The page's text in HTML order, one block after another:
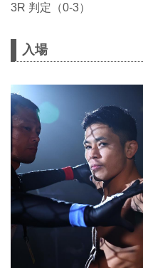
3R 判定（0-3）
入場